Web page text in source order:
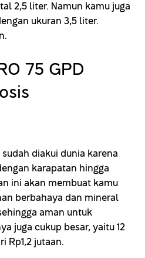
2,5 liter. Namun kamu juga
ukuran 3,5 liter.
75 GPD
diakui dunia karena
karapatan hingga
ini akan membuat kamu
berbahaya dan mineral
aman untuk
juga cukup besar, yaitu 12
Rp1,2 jutaan.